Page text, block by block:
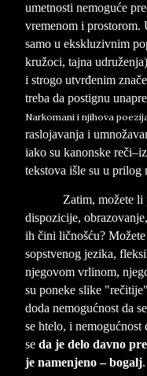
umetnosti nemoguće
vremenom i prostorom.
samo u ekskluzivnim
kružoci, tajna
i strogo utvrđenim
treba da postignu
Narkomani i njihova
raslojavanja i
iako su kanonske
tekstova išle su u prilog
Zatim, možete li
dispozicije,
ih čini ličnošću?
sopstvenog jezika,
njegovom vrlinom,
su poneke slike
doda nemogućnost da
se htelo, i nemogućnost
se da je delo davno
je namenjeno – bogalj